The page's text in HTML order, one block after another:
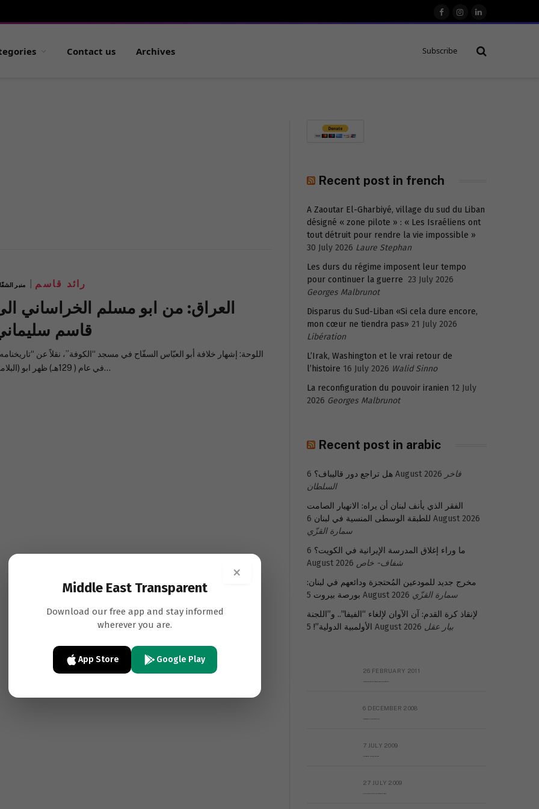
FacebookInstagram
LinkedIn
Contact us Archives Subscribe
منبر رائد قاسم
العراق: من ابو مسلم الخراساني
قاسم
البلامي) في عام ( 129هـ) ظهر ابو…
Recent post in french
A Zaoutar El-Gharbiyé, village du sud du Liban
désigné « zone pilote » : « Les Israéliens ont
tout détruit pour rendre la vie impossible »
30 July 2026 Laure Stephan
Les durs du régime imposent leur tempo
pour continuer la guerre 23 July 2026
Georges Malbrunot
Disparus du Sud-Liban «Si cela dure encore,
mon cœur ne tiendra pas» 21 July 2026
Libération
L’Irak, Washington et le vrai retour de
l’histoire 16 July 2026 Walid Sinno
La reconfiguration du pouvoir iranien 12 July
2026 Georges Malbrunot
Recent post in arabic
هل تراجع دور قاليباف؟ 6 August 2026 فاخر
السلطان
الفقر الذي يأنف لبنان أن يراه: الانهيار الصامت
للطبقة الوسطى المنسية في لبنان 6 August 2026
سمارة القزّي
ما وراء إغلاق المدرسة الإيرانية في الكويت؟ 6
August 2026 شفاف- خاص
مخرج جديد للمودعين المُحتجزة ودائعهم في لبنان:
بورصة بيروت 5 August 2026 سمارة القزّي
لإنقاذ كرة القدم: آن الآوان لإلغاء “الفيفا”.. و”اللجنة
الأولمبية الدولية”! 5 August 2026 بيار عقل
26 FEBRUARY 2011
6 DECEMBER 2008
7 JULY 2009
27 JULY 2009
×
Middle East Transparent
Download our free app and stay informed
wherever you are.
App Store Google Play